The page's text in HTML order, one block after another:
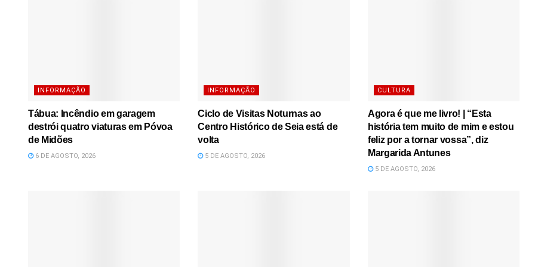
INFORMAÇÃO
Tábua: Incêndio em garagem
destrói quatro viaturas em Póvoa
de Midões
6 DE AGOSTO, 2026
INFORMAÇÃO
Ciclo de Visitas Noturnas ao
Centro Histórico de Seia está de
volta
5 DE AGOSTO, 2026
CULTURA
Agora é que me livro! | “Esta
história tem muito de mim e estou
feliz por a tornar vossa”, diz
Margarida Antunes
5 DE AGOSTO, 2026